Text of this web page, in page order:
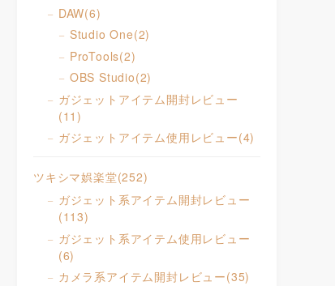
DAW(6)
Studio One(2)
ProTools(2)
OBS Studio(2)
ガジェットアイテム開封レビュー
(11)
ガジェットアイテム使用レビュー(4)
ツキシマ娯楽堂(252)
ガジェット系アイテム開封レビュー
(113)
ガジェット系アイテム使用レビュー
(6)
カメラ系アイテム開封レビュー(35)